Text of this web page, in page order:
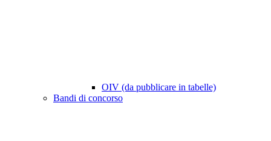
OIV (da pubblicare in tabelle)
Bandi di concorso